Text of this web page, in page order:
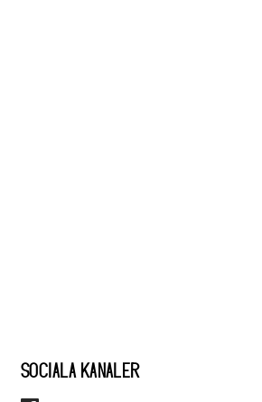
SOCIALA KANALER